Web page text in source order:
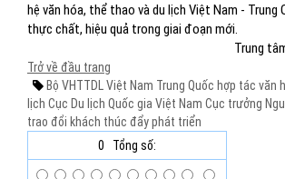
hệ văn hóa, thể thao và du lịch Việt Nam - Trung
thực chất, hiệu quả trong giai đoạn mới.
Trung
Trở về đầu trang
Bộ VHTTDL
Việt Nam Trung Quốc hợp tác văn
lịch Cục Du lịch Quốc gia Việt Nam Cục trưởng
trao đổi khách thúc đẩyphát triển
0
Tổng số: